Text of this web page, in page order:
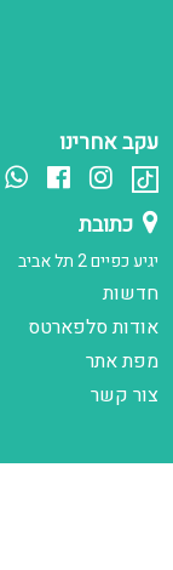
עקב אחרינו
כתובת
יגיע כפיים 2 תל אביב
חדשות
אודות סלפארטס
מפת אתר
צור קשר